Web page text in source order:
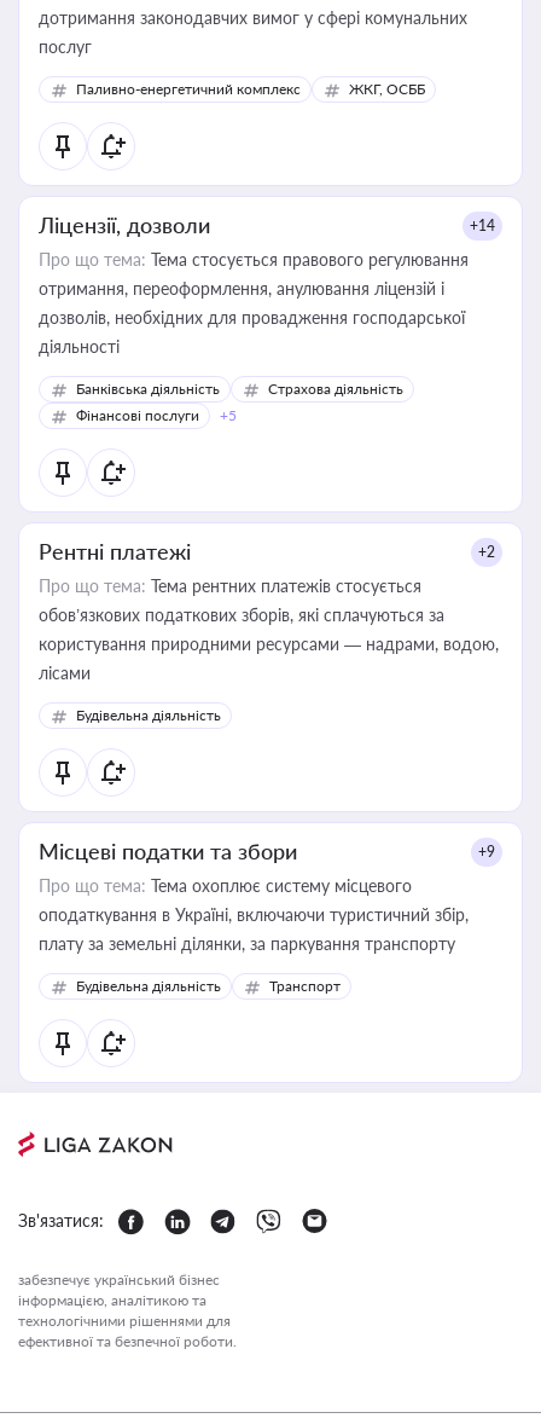
дотримання законодавчих вимог у сфері комунальних
послуг
Паливно-енергетичний комплекс ЖКГ, ОСББ
Ліцензії, дозволи +14
Про що тема: Тема стосується правового регулювання
отримання, переоформлення, анулювання ліцензій і
дозволів, необхідних для провадження господарської
діяльності
Банківська діяльність
Страхова діяльність
Фінансові послуги
+5
Рентні платежі +2
Про що тема: Тема рентних платежів стосується
обов’язкових податкових зборів, які сплачуються за
користування природними ресурсами — надрами, водою,
лісами
Будівельна діяльність
Місцеві податки та збори +9
Про що тема: Тема охоплює систему місцевого
оподаткування в Україні, включаючи туристичний збір,
плату за земельні ділянки, за паркування транспорту
Будівельна діяльність Транспорт
Зв'язатися:
забезпечує український бізнес
інформацією, аналітикою та
технологічними рішеннями для
ефективної та безпечної роботи.